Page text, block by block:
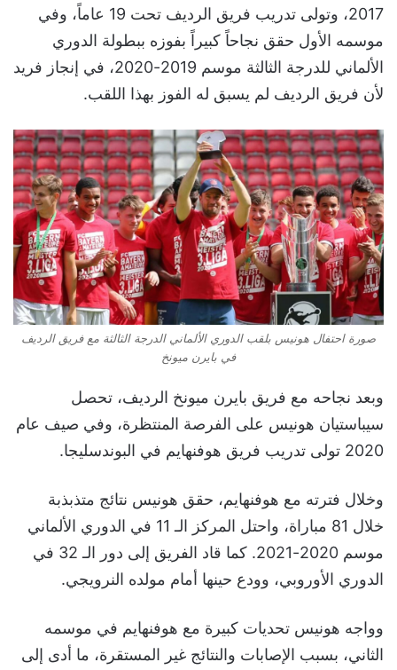
2017، وتولى تدريب فريق الرديف تحت 19 عاماً، وفي
موسمه الأول حقق نجاحاً كبيراً بفوزه ببطولة الدوري
الألماني للدرجة الثالثة موسم 2019-2020، في إنجاز فريد
لأن فريق الرديف لم يسبق له الفوز بهذا اللقب.
صورة احتفال هونيس بلقب الدوري الألماني الدرجة الثالثة مع فريق الرديف
في بايرن ميونخ
وبعد نجاحه مع فريق بايرن ميونخ الرديف، تحصل
سيباستيان هونيس على الفرصة المنتظرة، وفي صيف عام
2020 تولى تدريب فريق هوفنهايم في البوندسليجا.
وخلال فترته مع هوفنهايم، حقق هونيس نتائج متذبذبة
خلال 81 مباراة، واحتل المركز الـ 11 في الدوري الألماني
موسم 2020-2021. كما قاد الفريق إلى دور الـ 32 في
الدوري الأوروبي، وودع حينها أمام مولده النرويجي.
وواجه هونيس تحديات كبيرة مع هوفنهايم في موسمه
الثاني، بسبب الإصابات والنتائج غير المستقرة، ما أدى إلى